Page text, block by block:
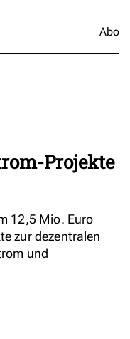
Abo
Projekte
12,5 Mio. Euro
zur dezentralen
und